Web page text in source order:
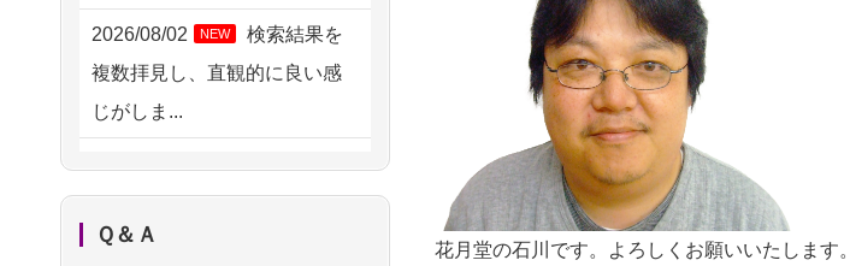
花月堂の石川です。よろしくお願いいたします。
2026/08/03 21:17
愛知県の方からお申込み
虎ノ門の方からお申込み
2026/08/02 11:15
2026/08/02 NEW
検索結果を
複数拝見し、直観的に良い感
じがしま...
ハードルが高そうに思えるの
ですが、...
Ｑ＆Ａ